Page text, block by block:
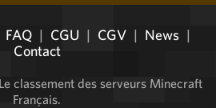
FAQ | CGU | CGV | News |
Contact
classement des serveurs Minecraft
Français.